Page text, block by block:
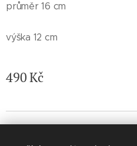
průměr 16 cm
výška 12 cm
490Kč